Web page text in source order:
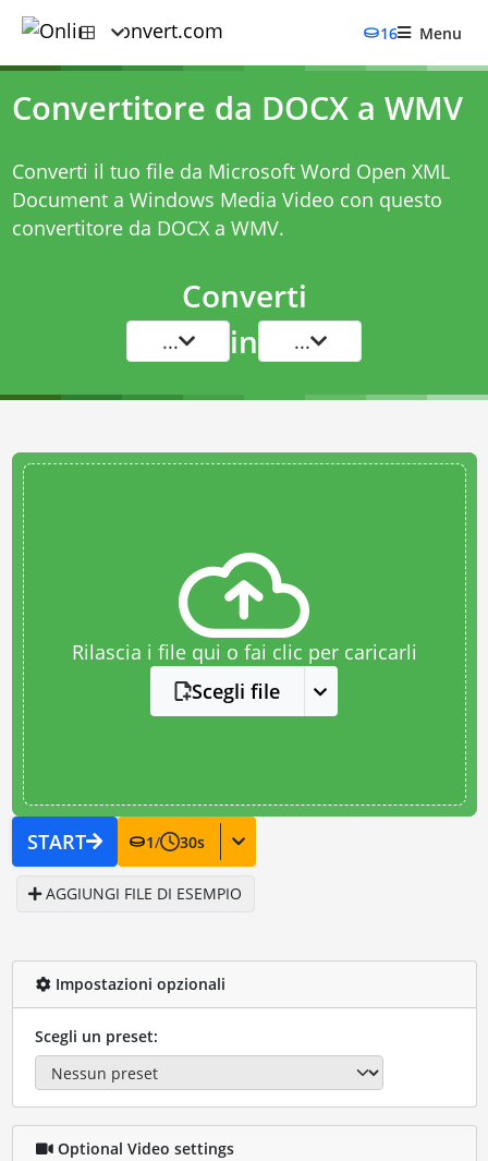
16 Menu
Convertitore da DOCX a WMV
Converti il tuo file da Microsoft Word Open XML
Document a Windows Media Video con questo
convertitore da DOCX a WMV.
Converti
... in ...
Rilascia i file qui o fai clic per caricarli
Scegli file
START 1/ 30s
AGGIUNGI FILE DI ESEMPIO
Impostazioni opzionali
Scegli un preset:
Optional Video settings